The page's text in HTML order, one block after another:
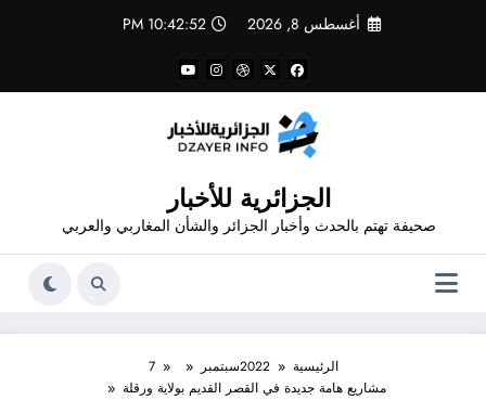
أغسطس 8, 2026 10:42:52 PM
الجزائرية للأخبار
صحيفة تهتم بالحدث وأخبار الجزائر والشأن المغاربي والعربي
الرئيسية 2022سبتمبر
7
مشاريع هامة جديدة في القصر القديم بولاية ورقلة